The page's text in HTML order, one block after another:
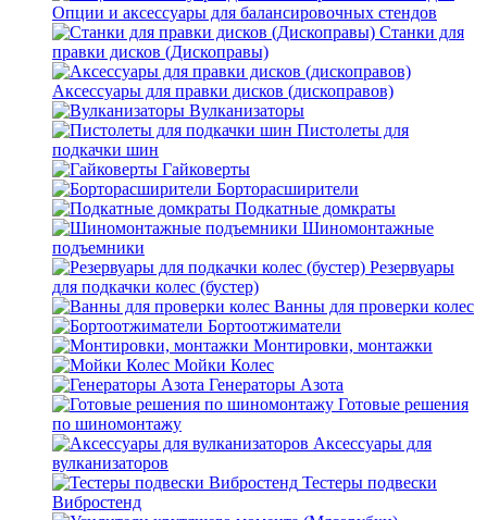
Опции и аксессуары для балансировочных стендов
Станки для
правки дисков (Дископравы)
Аксессуары для правки дисков (дископравов)
Вулканизаторы
Пистолеты для
подкачки шин
Гайковерты
Борторасширители
Подкатные домкраты
Шиномонтажные
подъемники
Резервуары
для подкачки колес (бустер)
Ванны для проверки колес
Бортоотжиматели
Монтировки, монтажки
Мойки Колес
Генераторы Азота
Готовые решения
по шиномонтажу
Аксессуары для
вулканизаторов
Тестеры подвески
Вибростенд